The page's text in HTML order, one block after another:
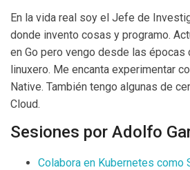
En la vida real soy el Jefe de
donde invento cosas y programo.
en Go pero vengo desde las épocas
linuxero. Me encanta experimentar
Native. También tengo algunas de
Cloud.
Sesiones por Adolfo
Colabora en Kubernetes como